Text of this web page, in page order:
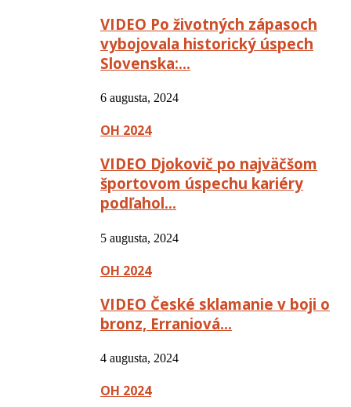
VIDEO Po životných zápasoch
vybojovala historický úspech
Slovenska:…
6 augusta, 2024
OH 2024
VIDEO Djokovič po najväčšom
športovom úspechu kariéry
podľahol…
5 augusta, 2024
OH 2024
VIDEO České sklamanie v boji o
bronz, Erraniová…
4 augusta, 2024
OH 2024